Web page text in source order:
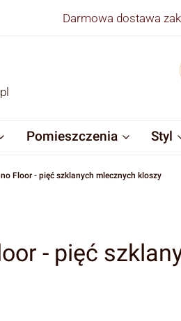
Darmowa dostawa
Pomieszczenia Styl
Floor - pięć szklanych mlecznych kloszy
- pięć